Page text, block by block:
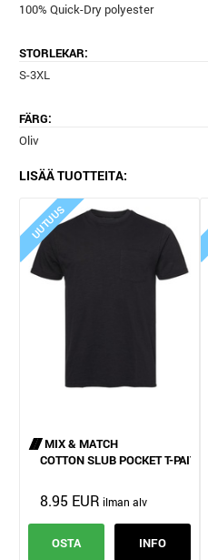
100% Quick-Dry polyester
STORLEKAR:
S-3XL
FÄRG:
Oliv
LISÄÄ TUOTTEITA:
UUTUUS
MIX & MATCH
COTTON SLUB POCKET T-PAITA
8.95 EUR
OSTA INFO